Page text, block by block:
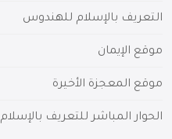
التعريف بالإسلام للهندوس
موقع الإيمان
موقع المعجزة الأخيرة
الحوار المباشر للتعريف بالإسلام